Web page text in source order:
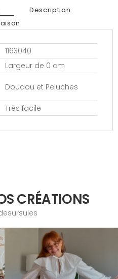
Description
1163040
Largeur de 0 cm
Doudou et Peluches
Très facile
CRÉATIONS